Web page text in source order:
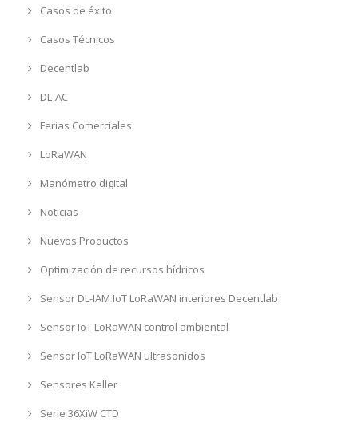
Casos de éxito
Casos Técnicos
Decentlab
DL-AC
Ferias Comerciales
LoRaWAN
Manómetro digital
Noticias
Nuevos Productos
Optimización de recursos hídricos
Sensor DL-IAM IoT LoRaWAN interiores Decentlab
Sensor IoT LoRaWAN control ambiental
Sensor IoT LoRaWAN ultrasonidos
Sensores Keller
Serie 36XiW CTD